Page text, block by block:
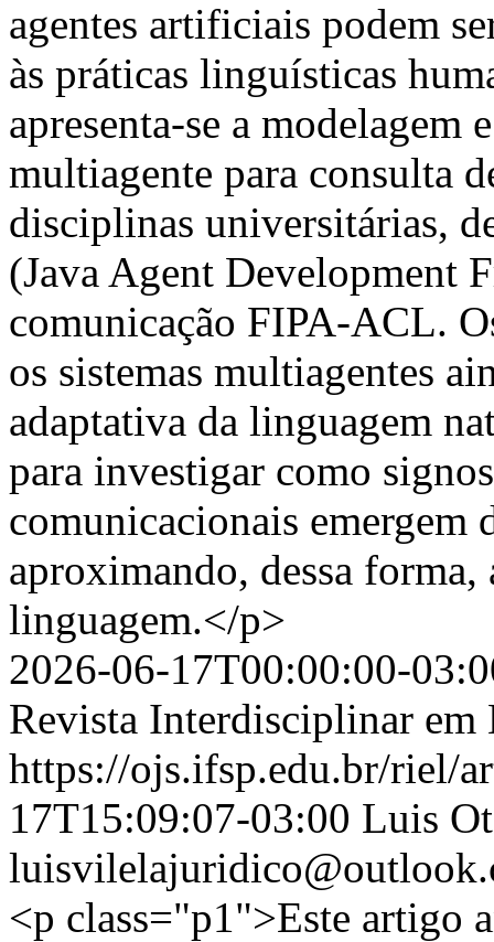
agentes artificiais podem
às práticas linguísticas
apresenta-se a modelagem
multiagente para consulta
disciplinas universitárias,
(Java Agent Development
comunicação FIPA-ACL.
os sistemas multiagentes
adaptativa da linguagem
para investigar como
comunicacionais emergem
aproximando, dessa forma,
linguagem.</p>
2026-06-17T00:00:00-
Revista Interdisciplinar em
https://ojs.ifsp.edu.br/riel/
17T15:09:07-03:00 Luis
<p class="p1">Este artigo